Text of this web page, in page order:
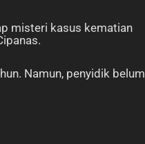
misteri kasus kematian
Namun, penyidik belum